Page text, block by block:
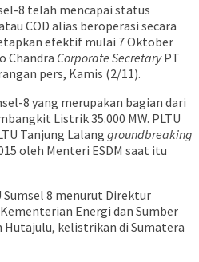
8 telah mencapai status
COD alias beroperasi secara
efektif mulai 7 Oktober
Chandra Corporate SecretaryPT
pers, Kamis (2/11).
8 yang merupakan bagian dari
Listrik 35.000 MW. PLTU
Tanjung Lalang groundbreaking
oleh Menteri ESDM saat itu
Sumsel 8 menurut Direktur
Energi dan Sumber
Hutajulu, kelistrikan di Sumatera